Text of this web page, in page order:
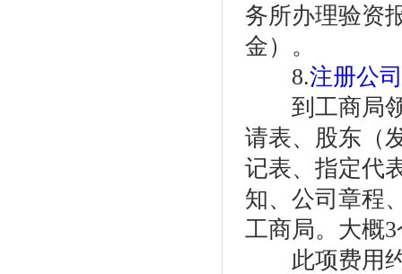
务所办理验资
金）。
8.注册公司
到工商局领
请表、股东（
记表、指定代
知、公司章程
工商局。大概
此项费用约